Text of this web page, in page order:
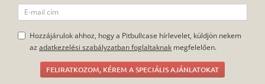
Hozzájárulok ahhoz, hogy a Pitbullcase hírlevelet, küldjön nekem
az adatkezelési szabályzatban foglaltaknak megfelelően.
FELIRATKOZOM, KÉREM A SPECIÁLIS AJÁNLATOKAT